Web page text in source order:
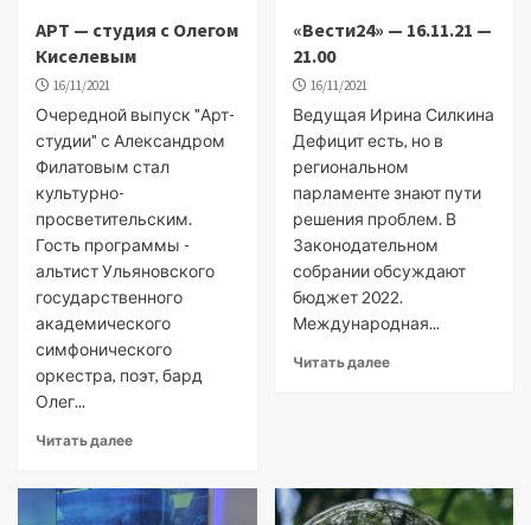
АРТ — студия с Олегом
Киселевым
16/11/2021
Очередной выпуск "Арт-
студии" с Александром
Филатовым стал
культурно-
просветительским.
Гость программы -
альтист Ульяновского
государственного
академического
симфонического
оркестра, поэт, бард
Олег...
Читать далее
«Вести24» — 16.11.21 —
21.00
16/11/2021
Ведущая Ирина Силкина
Дефицит есть, но в
региональном
парламенте знают пути
решения проблем. В
Законодательном
собрании обсуждают
бюджет 2022.
Международная...
Читать далее